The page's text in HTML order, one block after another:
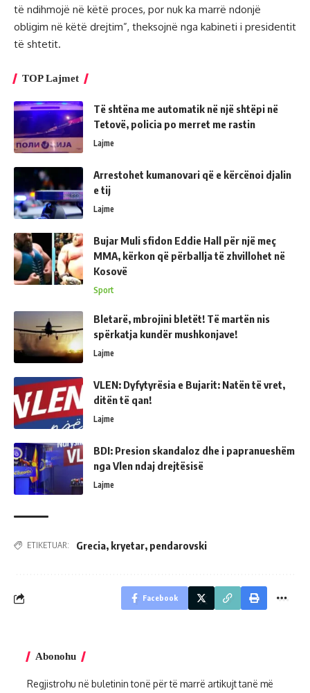
të ndihmojë në këtë proces, por nuk ka marrë ndonjë
obligim në këtë drejtim”, theksojnë nga kabineti i presidentit
të shtetit.
TOP Lajmet
Të shtëna me automatik në një shtëpi në
Tetovë, policia po merret me rastin
Lajme
Arrestohet kumanovari që e kërcënoi djalin
e tij
Lajme
Bujar Muli sfidon Eddie Hall për një meç
MMA, kërkon që përballja të zhvillohet në
Kosovë
Sport
Bletarë, mbrojini bletët! Të martën nis
spërkatja kundër mushkonjave!
Lajme
VLEN: Dyfytyrësia e Bujarit: Natën të vret,
ditën të qan!
Lajme
BDI: Presion skandaloz dhe i papranueshëm
nga Vlen ndaj drejtësisë
Lajme
ETIKETUAR: Grecia, kryetar, pendarovski
Facebook
Abonohu
Regjistrohu në buletinin tonë për të marrë artikujt tanë më